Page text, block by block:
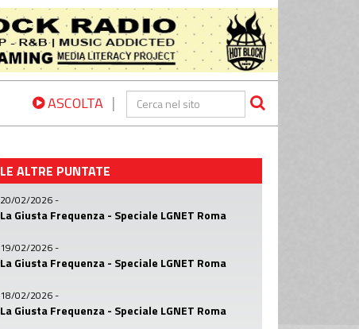
ASCOLTA |
LE ALTRE PUNTATE
20/02/2026-
La Giusta Frequenza - Speciale LGNET Roma
19/02/2026-
La Giusta Frequenza - Speciale LGNET Roma
18/02/2026-
La Giusta Frequenza - Speciale LGNET Roma